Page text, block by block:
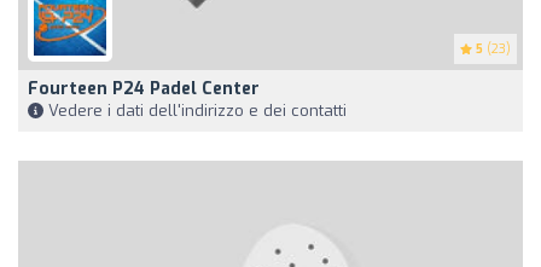
5 (23)
Fourteen P24 Padel Center
Vedere i dati dell'indirizzo e dei contatti